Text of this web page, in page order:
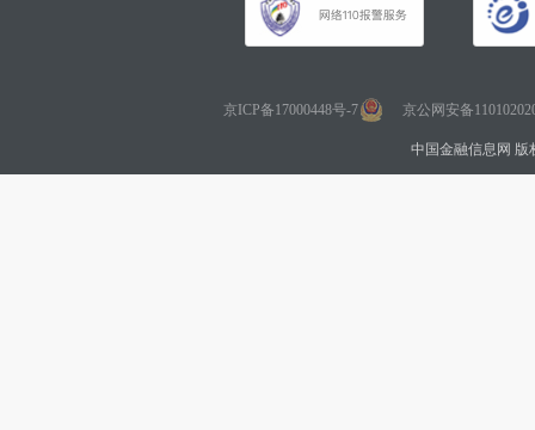
京ICP备17000448号-7 京公网安备
中国金融信息网 版